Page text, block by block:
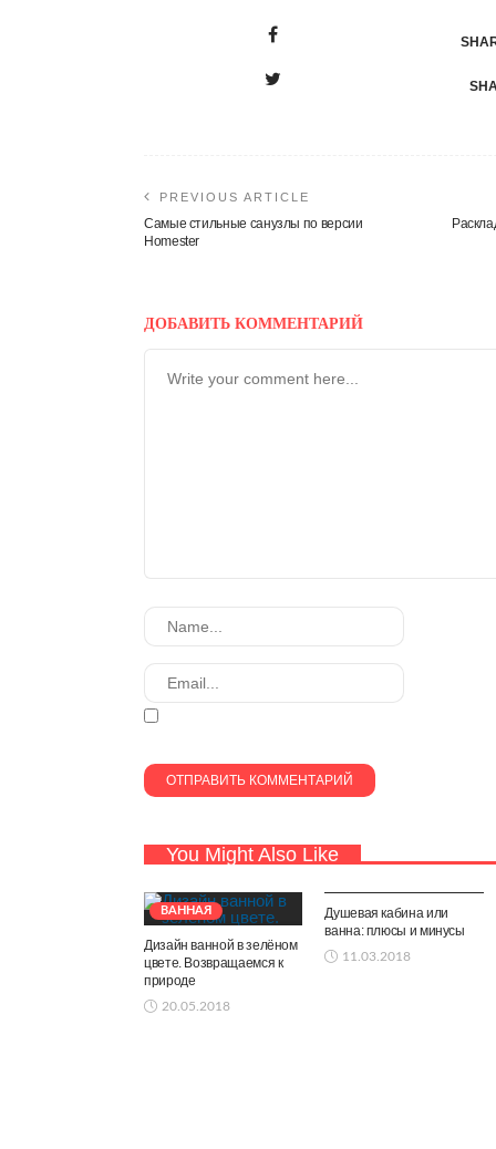
PREVIOUS ARTICLE
Cамые стильные санузлы по версии
Homester
ДОБАВИТЬ КОММЕНТАРИЙ
You Might Also Like
ВАННАЯ
Дизайн ванной в зелёном
цвете. Возвращаемся к
природе
20.05.2018
Душевая кабина или
ванна: плюсы и минусы
11.03.2018